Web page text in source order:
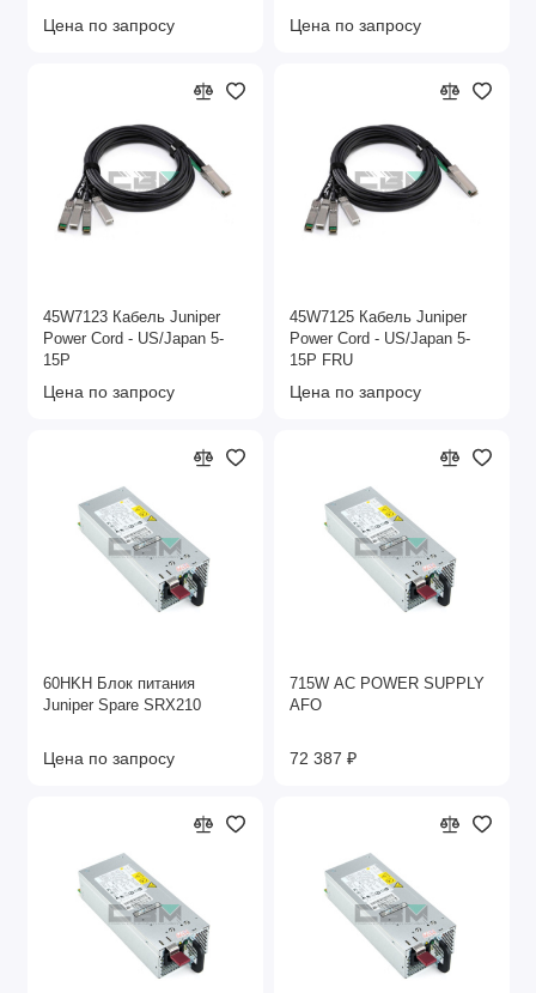
Цена по запросу Цена по запросу
45W7123 Кабель Juniper
Power Cord - US/Japan 5-
15P
Цена по запросу
45W7125 Кабель Juniper
Power Cord - US/Japan 5-
15P FRU
Цена по запросу
60HKH Блок питания
Juniper Spare SRX210
Цена по запросу
715W AC POWER SUPPLY
AFO
72 387 ₽